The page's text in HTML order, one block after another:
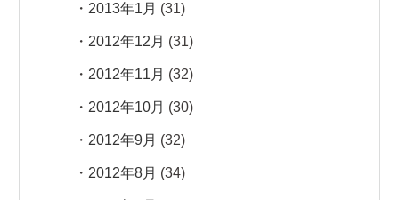
2013年1月 (31)
2012年12月 (31)
2012年11月 (32)
2012年10月 (30)
2012年9月 (32)
2012年8月 (34)